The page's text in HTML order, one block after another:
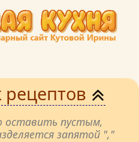
рецептов
оставить пустым,
запятой ","